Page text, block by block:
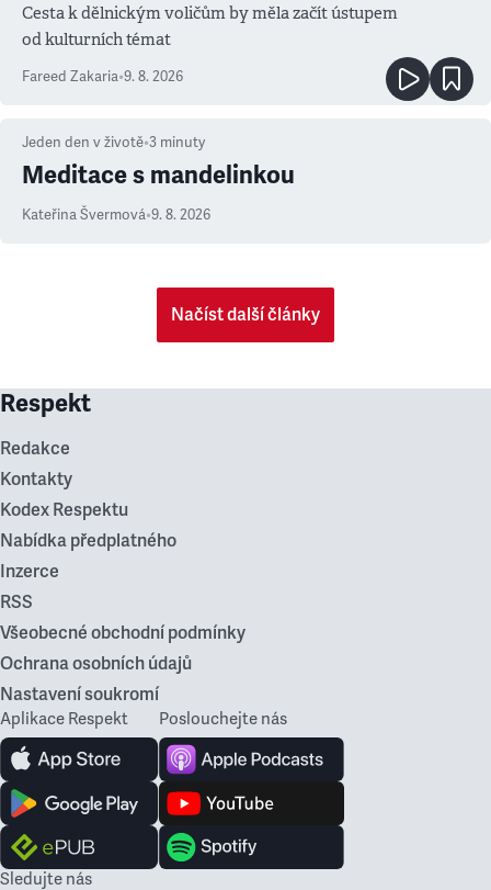
Cesta k dělnickým voličům by měla začít ústupem
od kulturních témat
Fareed Zakaria•9. 8. 2026
Jeden den v životě•3 minuty
Meditace s mandelinkou
Kateřina Švermová•9. 8. 2026
Načíst další články
Respekt
Redakce
Kontakty
Kodex Respektu
Nabídka předplatného
Inzerce
RSS
Všeobecné obchodní podmínky
Ochrana osobních údajů
Nastavení soukromí
Aplikace Respekt Poslouchejte nás
Sledujte nás